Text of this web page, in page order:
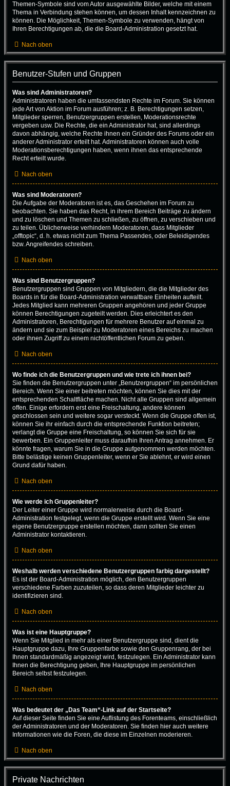
Themen-Symbole sind vom Autor ausgewählte Bilder, welche mit einem
Thema in Verbindung stehen können, um dessen Inhalt kennzeichnen zu
können. Die Möglichkeit, Themen-Symbole zu verwenden, hängt von
Ihren Berechtigungen ab, die die Board-Administration gesetzt hat.
Nach oben
Benutzer-Stufen und Gruppen
Was sind Administratoren?
Administratoren haben die umfassendsten Rechte im Forum. Sie können
jede Art von Aktion im Forum ausführen; z. B. Berechtigungen setzen,
Mitglieder sperren, Benutzergruppen erstellen, Moderationsrechte
vergeben usw. Die Rechte, die ein Administrator hat, sind allerdings
davon abhängig, welche Rechte ihnen ein Gründer des Forums oder ein
anderer Administrator erteilt hat. Administratoren können auch volle
Moderationsberechtigungen haben, wenn ihnen das entsprechende
Recht erteilt wurde.
Nach oben
Was sind Moderatoren?
Die Aufgabe der Moderatoren ist es, das Geschehen im Forum zu
beobachten. Sie haben das Recht, in ihrem Bereich Beiträge zu ändern
und zu löschen und Themen zu schließen, zu öffnen, zu verschieben und
zu teilen. Üblicherweise verhindern Moderatoren, dass Mitglieder
„offtopic“, d. h. etwas nicht zum Thema Passendes, oder Beleidigendes
bzw. Angreifendes schreiben.
Nach oben
Was sind Benutzergruppen?
Benutzergruppen sind Gruppen von Mitgliedern, die die Mitglieder des
Boards in für die Board-Administration verwaltbare Einheiten aufteilt.
Jedes Mitglied kann mehreren Gruppen angehören und jeder Gruppe
können Berechtigungen zugeteilt werden. Dies erleichtert es den
Administratoren, Berechtigungen für mehrere Benutzer auf einmal zu
ändern und sie zum Beispiel zu Moderatoren eines Bereichs zu machen
oder ihnen Zugriff zu einem nichtöffentlichen Forum zu geben.
Nach oben
Wo finde ich die Benutzergruppen und wie trete ich ihnen bei?
Sie finden die Benutzergruppen unter „Benutzergruppen“ im persönlichen
Bereich. Wenn Sie einer beitreten möchten, können Sie dies mit der
entsprechenden Schaltfläche machen. Nicht alle Gruppen sind allgemein
offen. Einige erfordern erst eine Freischaltung, andere können
geschlossen sein und weitere sogar versteckt. Wenn die Gruppe offen ist,
können Sie ihr einfach durch die entsprechende Funktion beitreten;
verlangt die Gruppe eine Freischaltung, so können Sie sich für sie
bewerben. Ein Gruppenleiter muss daraufhin Ihren Antrag annehmen. Er
könnte fragen, warum Sie in die Gruppe aufgenommen werden möchten.
Bitte belästige keinen Gruppenleiter, wenn er Sie ablehnt, er wird einen
Grund dafür haben.
Nach oben
Wie werde ich Gruppenleiter?
Der Leiter einer Gruppe wird normalerweise durch die Board-
Administration festgelegt, wenn die Gruppe erstellt wird. Wenn Sie eine
eigene Benutzergruppe erstellen möchten, dann sollten Sie einen
Administrator kontaktieren.
Nach oben
Weshalb werden verschiedene Benutzergruppen farbig dargestellt?
Es ist der Board-Administration möglich, den Benutzergruppen
verschiedene Farben zuzuteilen, so dass deren Mitglieder leichter zu
identifizieren sind.
Nach oben
Was ist eine Hauptgruppe?
Wenn Sie Mitglied in mehr als einer Benutzergruppe sind, dient die
Hauptgruppe dazu, Ihre Gruppenfarbe sowie den Gruppenrang, der bei
Ihnen standardmäßig angezeigt wird, festzulegen. Ein Administrator kann
Ihnen die Berechtigung geben, Ihre Hauptgruppe im persönlichen
Bereich selbst festzulegen.
Nach oben
Was bedeutet der „Das Team“-Link auf der Startseite?
Auf dieser Seite finden Sie eine Auflistung des Forenteams, einschließlich
der Administratoren und der Moderatoren. Sie finden hier auch weitere
Informationen wie die Foren, die diese im Einzelnen moderieren.
Nach oben
Private Nachrichten